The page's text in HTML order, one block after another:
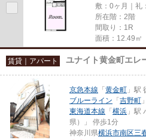
敷：0ヶ月｜礼
所在階：2階
間取り：1R
面積：12.49㎡
賃貸｜アパート ユナイト黄金町エレ
京急本線 「 黄金町 」駅
ブルーライン 「 吉野町
東海道本線 「 横浜 」駅
県）」 停歩1分
神奈川県横浜市南区三